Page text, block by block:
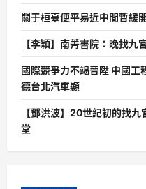
關于桓臺便平易近中間暫緩
【李穎】南菁書院：晚找九
國際競爭力不竭晉陞 中國工
德台北汽車顯
【鄧洪波】20世紀初的找
堂